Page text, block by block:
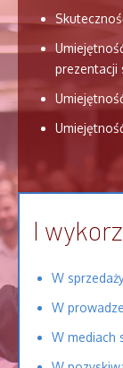
prezentacji
I
W
W
W mediach